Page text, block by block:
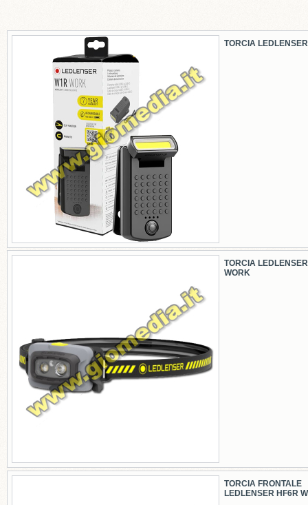
TORCIA
TORCIA
WORK
TORCIA FRONTALE
LEDLENSER HF6R